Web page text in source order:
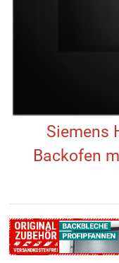
Siemens
Backofen